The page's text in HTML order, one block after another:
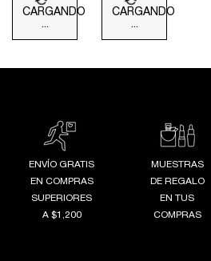
CARGANDO
...
CARGANDO
...
ENVÍO GRATIS
EN COMPRAS
SUPERIORES
A $1,200
MUESTRAS
DE REGALO
EN TUS
COMPRAS